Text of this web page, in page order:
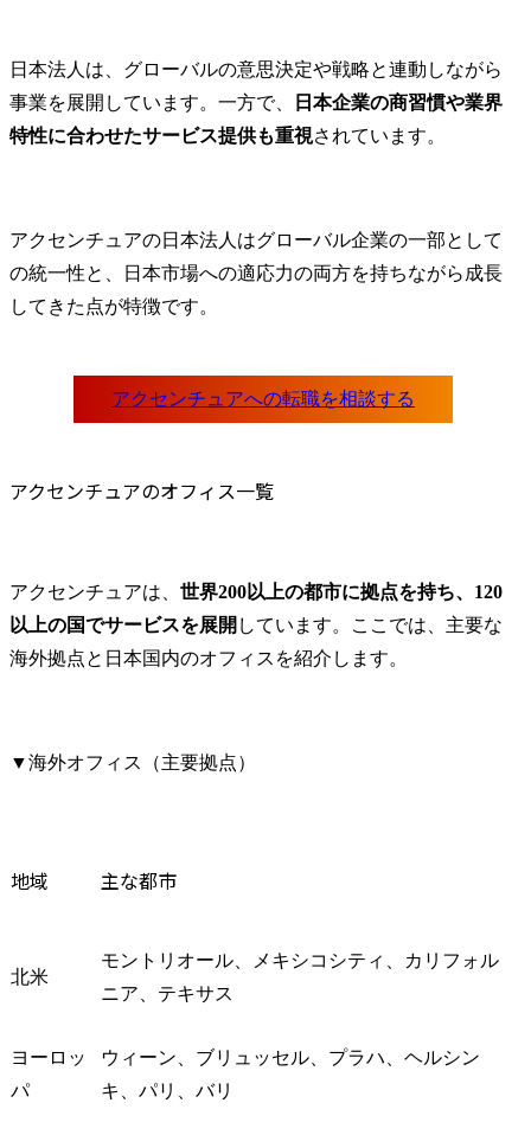
日本法人は、グローバルの意思決定や戦略と連動しながら
事業を展開しています。一方で、
日本企業の商習慣や業界
特性に合わせたサービス提供も重視されています。
アクセンチュアの日本法人はグローバル企業の一部として
の統一性と、日本市場への適応力の両方を持ちながら成長
してきた点が特徴です。
アクセンチュアのオフィス一覧
アクセンチュアは、 世界200以上の都市に拠点を持ち、120
以上の国でサービスを展開 しています。ここでは、主要な
海外拠点と日本国内のオフィスを紹介します。
▼海外オフィス（主要拠点）
地域 主な都市
北米
モントリオール、メキシコシティ、カリフォル
ニア、テキサス
ヨーロッ
パ
ウィーン、ブリュッセル、プラハ、ヘルシン
キ、パリ、バリ